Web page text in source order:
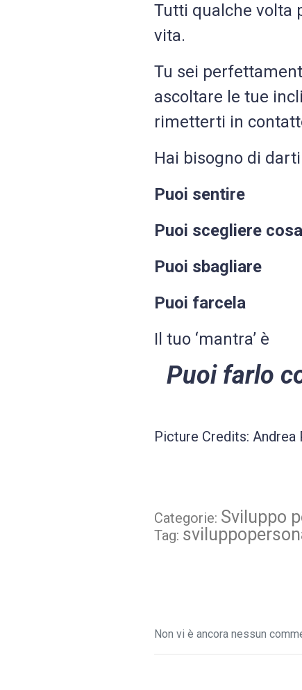
Tutti qualche volta
vita.
Tu sei
ascoltare le tue
rimetterti in
Hai bisogno di
Puoi sentire
Puoi scegliere
Puoi sbagliare
Puoi farcela
Il tuo ‘mantra’ è
Puoi farlo
Picture Credits:
Categorie: Sviluppo
Tag:
Non vi è ancora nessun